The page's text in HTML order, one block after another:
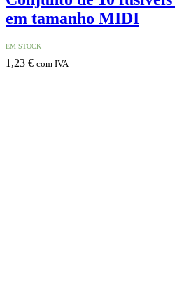
em tamanho MIDI
EM STOCK
1,23 € com IVA